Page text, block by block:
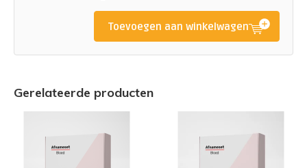
Toevoegen aan winkelwagen
Gerelateerde producten